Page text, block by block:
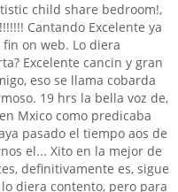
child share bedroom!,
Cantando Excelente ya
on web. Lo diera
Excelente cancin y gran
eso se llama cobarda
19 hrs la bella voz de,
Mxico como predicaba
pasado el tiempo aos de
el... Xito en la mejor de
definitivamente es, sigue
diera contento, pero para